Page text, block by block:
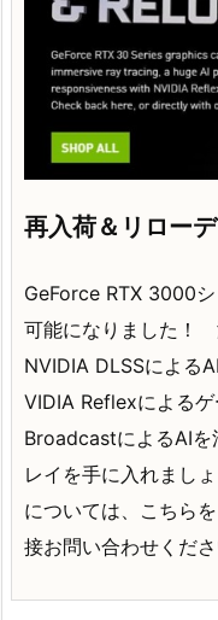
再入荷＆リロー
GeForce RTX 3000
可能になりました！
NVIDIA DLSSによる
VIDIA Reflexによる
BroadcastによるAIを
レイを手に入れまし
については、こちら
接お問い合わせくださ